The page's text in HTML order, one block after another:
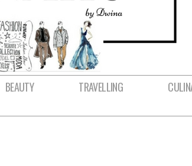
BEAUTY TRAVELLING